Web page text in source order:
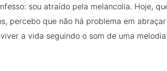
sou atraído pela melancolia. Hoje,
percebo que não há problema em abraçar
a vida seguindo o som de uma melodia